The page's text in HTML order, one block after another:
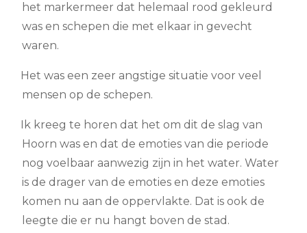
het markermeer dat helemaal rood gekleurd
was en schepen die met elkaar in gevecht
waren.
Het was een zeer angstige situatie voor veel
mensen op de schepen.
Ik kreeg te horen dat het om dit de slag van
Hoorn was en dat de emoties van die periode
nog voelbaar aanwezig zijn in het water. Water
is de drager van de emoties en deze emoties
komen nu aan de oppervlakte. Dat is ook de
leegte die er nu hangt boven de stad.